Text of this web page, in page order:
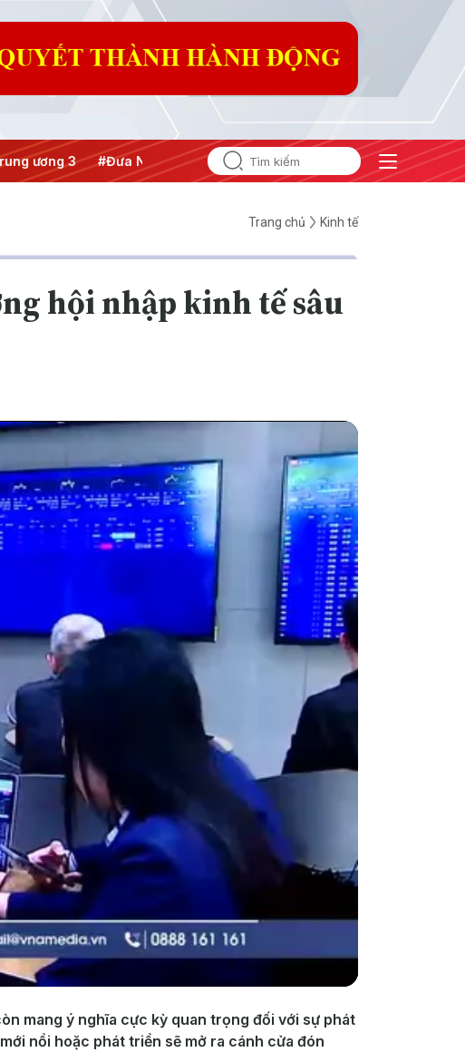
#Đưa Nghị quyết thành hành động
Trang chủ Kinh tế
hội nhập kinh tế sâu
mang ý nghĩa cực kỳ quan trọng đối với sự phát
nổi hoặc phát triển sẽ mở ra cánh cửa đón